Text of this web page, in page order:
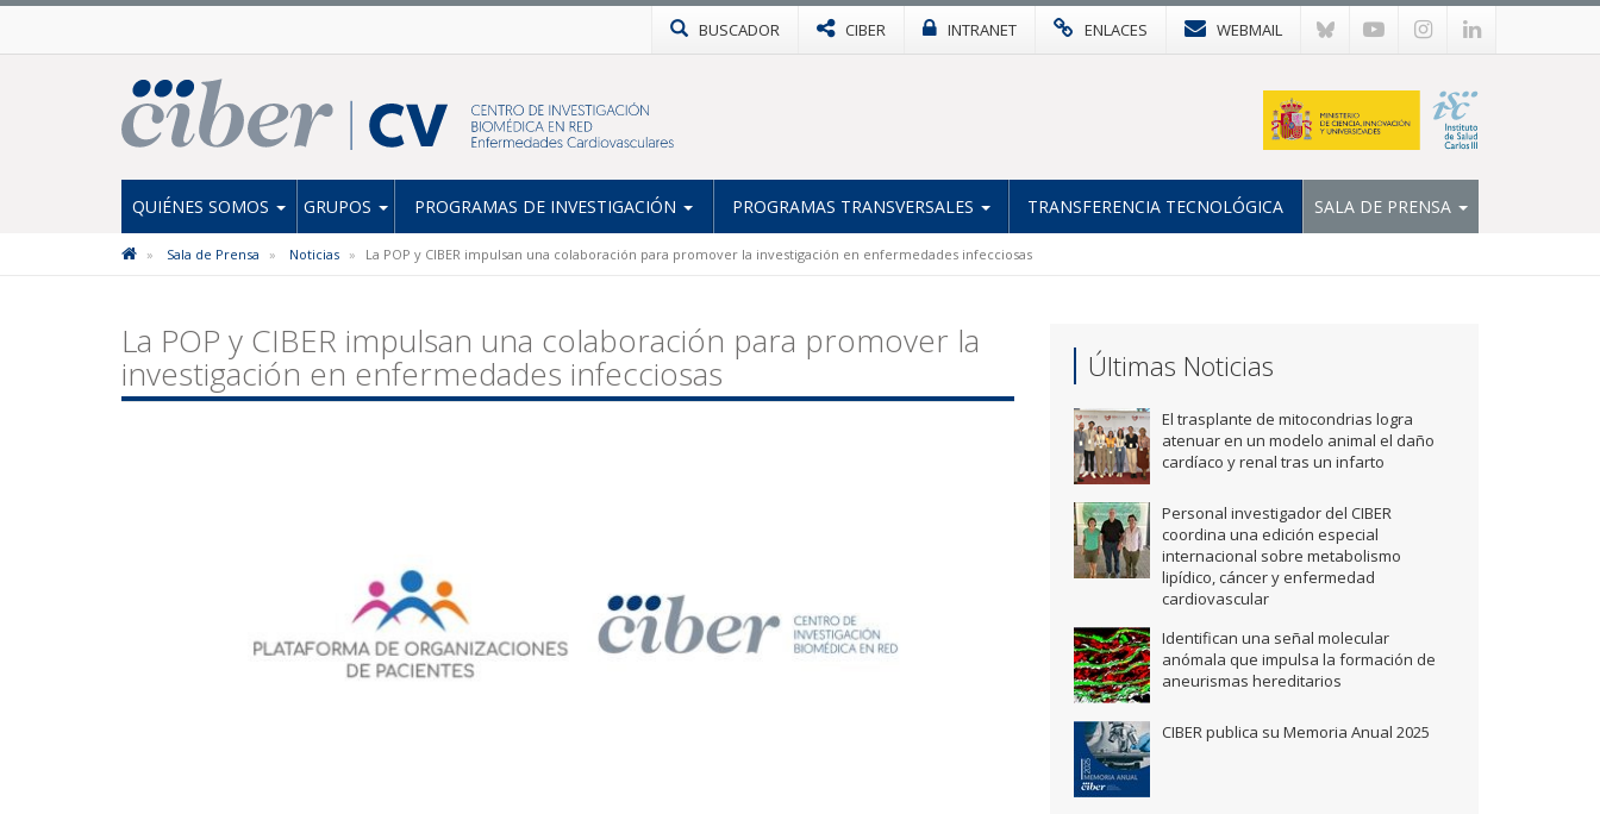
BUSCADOR CIBER INTRANET ENLACES WEBMAIL
QUIÉNES SOMOS GRUPOS PROGRAMAS DE INVESTIGACIÓN PROGRAMAS TRANSVERSALES TRANSFERENCIA TECNOLÓGICA SALA DE PRENSA
Sala de Prensa Noticias La POP y CIBER impulsan una colaboración para promover la investigación en enfermedades infecciosas
La POP y CIBER impulsan una colaboración para promover la
investigación en enfermedades infecciosas Últimas Noticias
El trasplante de mitocondrias logra
atenuar en un modelo animal el daño
cardíaco y renal tras un infarto
Personal investigador del CIBER
coordina una edición especial
internacional sobre metabolismo
lipídico, cáncer y enfermedad
cardiovascular
Identifican una señal molecular
anómala que impulsa la formación de
aneurismas hereditarios
CIBER publica su Memoria Anual 2025